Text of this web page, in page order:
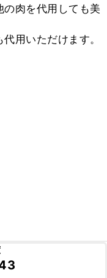
の肉を代用しても美
用いただけます。